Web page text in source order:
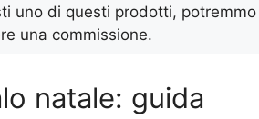
uno di questi prodotti, potremmo
una commissione.
natale: guida